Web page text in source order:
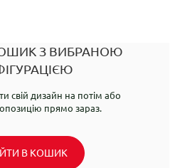
З ВИБРАНОЮ
свій дизайн на потім або
прямо зараз.
В КОШИК